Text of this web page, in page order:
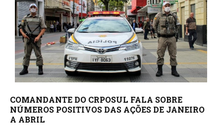
COMANDANTE DO CRPOSUL FALA SOBRE
NÚMEROS POSITIVOS DAS AÇÕES DE JANEIRO
A ABRIL